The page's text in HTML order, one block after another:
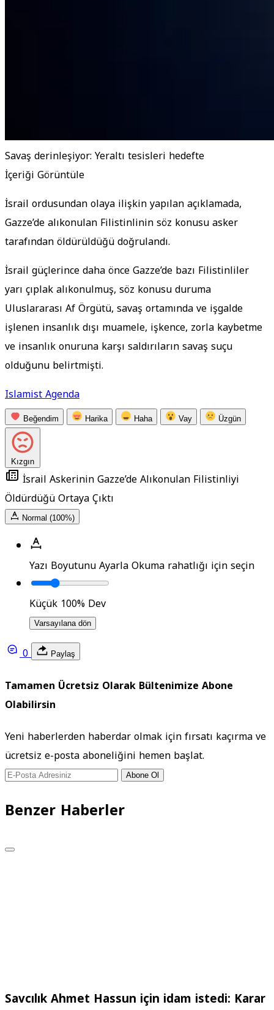
Savaş derinleşiyor: Yeraltı tesisleri hedefte
İçeriği Görüntüle
İsrail ordusundan olaya ilişkin yapılan açıklamada,
Gazze’de alıkonulan Filistinlinin söz konusu asker
tarafından öldürüldüğü doğrulandı.
İsrail güçlerince daha önce Gazze’de bazı Filistinliler
yarı çıplak alıkonulmuş, söz konusu duruma
Uluslararası Af Örgütü, savaş ortamında ve işgalde
işlenen insanlık dışı muamele, işkence, zorla kaybetme
ve insanlık onuruna karşı saldırıların savaş suçu
olduğunu belirtmişti.
Islamist Agenda
Beğendim Harika Haha Vay Üzgün
Kızgın
İsrail Askerinin Gazze’de Alıkonulan Filistinliyi
Öldürdüğü Ortaya Çıktı
Normal (100%)
Yazı Boyutunu AyarlaOkuma rahatlığı için seçin
Küçük 100%Dev
Varsayılana dön
0 Paylaş
Tamamen Ücretsiz Olarak Bültenimize Abone
Olabilirsin
Yeni haberlerden haberdar olmak için fırsatı kaçırma ve
ücretsiz e-posta aboneliğini hemen başlat.
Abone Ol
Benzer Haberler
Savcılık Ahmet Hassun için idam istedi: Karar